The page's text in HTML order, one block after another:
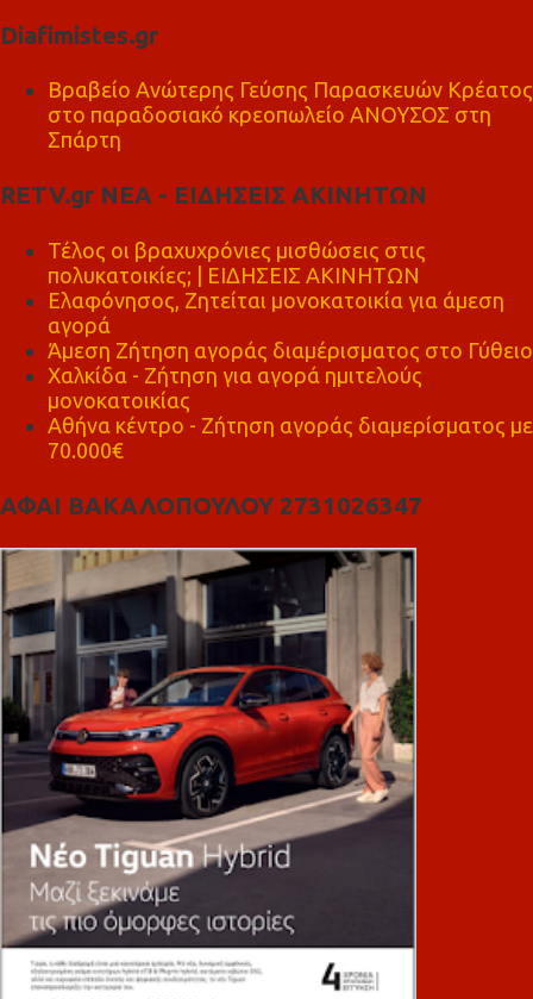
Diafimistes.gr
Βραβείο Ανώτερης Γεύσης Παρασκευών Κρέατος
στο παραδοσιακό κρεοπωλείο ΑΝΟΥΣΟΣ στη
Σπάρτη
RETV.gr ΝΕΑ - ΕΙΔΗΣΕΙΣ ΑΚΙΝΗΤΩΝ
Τέλος οι βραχυχρόνιες μισθώσεις στις
πολυκατοικίες; | ΕΙΔΗΣΕΙΣ ΑΚΙΝΗΤΩΝ
Ελαφόνησος, Ζητείται μονοκατοικία για άμεση
αγορά
Άμεση Ζήτηση αγοράς διαμέρισματος στο Γύθειο
Χαλκίδα - Ζήτηση για αγορά ημιτελούς
μονοκατοικίας
Αθήνα κέντρο - Ζήτηση αγοράς διαμερίσματος με
70.000€
ΑΦΑΙ ΒΑΚΑΛΟΠΟΥΛΟΥ 2731026347